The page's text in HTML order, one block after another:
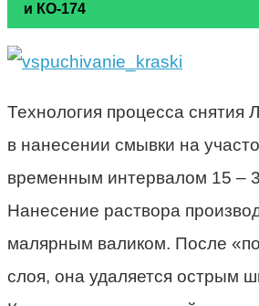
и КО-174
Технология процесса снятия
в нанесении смывки на
временным интервалом 15 –
Нанесение раствора
малярным валиком. После
слоя, она удаляется острым